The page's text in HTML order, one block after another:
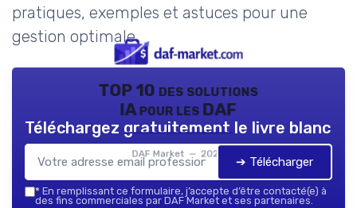
pratiques, exemples et astuces pour une
gestion optimale.
TOP 10 des solutions
IA pour les DAF
DAF Market — 2026
Téléchargez gratuitement le livre blanc
➔ Télécharger
* En remplissant ce formulaire, j’accepte d’être contacté(e) à
des fins commerciales par DAF Market et ses partenaires.